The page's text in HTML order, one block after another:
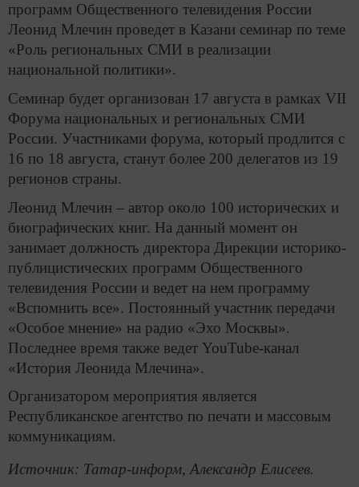
программ Общественного телевидения России
Леонид Млечин проведет в Казани семинар по теме
«Роль региональных СМИ в реализации
национальной политики».
Семинар будет организован 17 августа в рамках VII
Форума национальных и региональных СМИ
России. Участниками форума, который продлится с
16 по 18 августа, станут более 200 делегатов из 19
регионов страны.
Леонид Млечин – автор около 100 исторических и
биографических книг. На данный момент он
занимает должность директора Дирекции историко-
публицистических программ Общественного
телевидения России и ведет на нем программу
«Вспомнить все». Постоянный участник передачи
«Особое мнение» на радио «Эхо Москвы».
Последнее время также ведет YouTube-канал
«История Леонида Млечина».
Организатором мероприятия является
Республиканское агентство по печати и массовым
коммуникациям.
Источник: Татар-информ, Александр Елисеев.